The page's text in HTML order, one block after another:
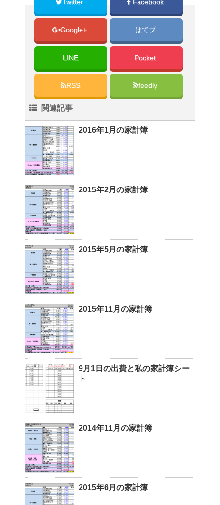
Twitter Facebook
Google+ はてブ
LINE Pocket
RSS feedly
関連記事
2016年1月の家計簿
2015年2月の家計簿
2015年5月の家計簿
2015年11月の家計簿
9月1日の出費と私の家計簿シー
ト
2014年11月の家計簿
2015年6月の家計簿